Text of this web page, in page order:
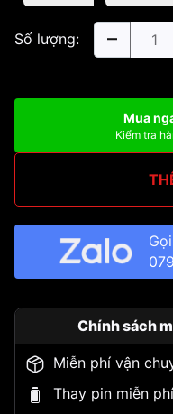
Số lượng:
Mua
Kiểm tra
Chính sách
Miễn phí vận
Thay pin miễn